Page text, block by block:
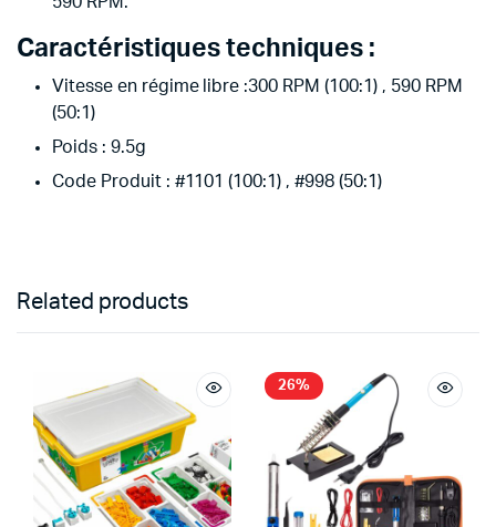
Caractéristiques techniques :
Vitesse en régime libre :300 RPM (100:1) , 590 RPM
(50:1)
Poids : 9.5g
Code Produit : #1101 (100:1) , #998 (50:1)
Related products
26%